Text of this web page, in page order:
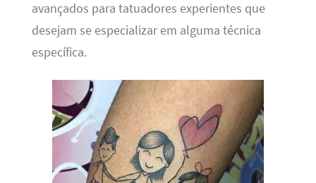
avançados para tatuadores experientes que
desejam se especializar em alguma técnica
específica.